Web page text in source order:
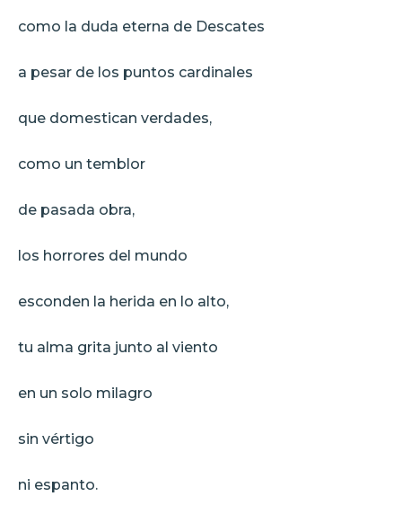
como la duda eterna de Descates
a pesar de los puntos cardinales
que domestican verdades,
como un temblor
de pasada obra,
los horrores del mundo
esconden la herida en lo alto,
tu alma grita junto al viento
en un solo milagro
sin vértigo
ni espanto.